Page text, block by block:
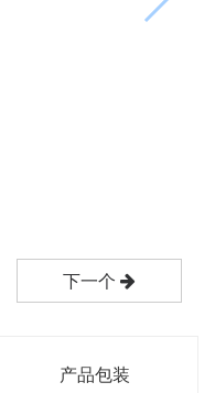
下一个
产品包装